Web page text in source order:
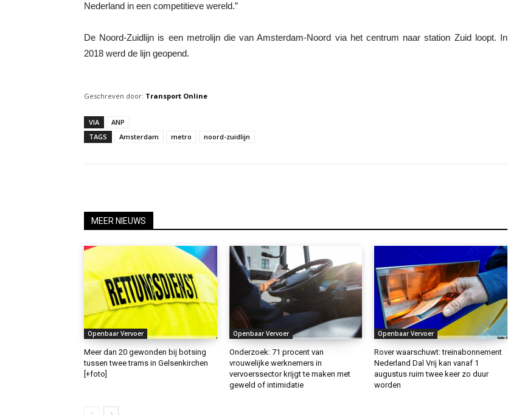
Nederland in een competitieve wereld.”
De Noord-Zuidlijn is een metrolijn die van Amsterdam-Noord via het centrum naar station Zuid loopt. In
2018 werd de lijn geopend.
Geschreven door: Transport Online
VIA
ANP
TAGS
Amsterdam metro noord-zuidlijn
MEER NIEUWS
Openbaar Vervoer
Meer dan 20 gewonden bij botsing
tussen twee trams in Gelsenkirchen
[+foto]
Openbaar Vervoer
Onderzoek: 71 procent van
vrouwelijke werknemers in
vervoerssector krijgt te maken met
geweld of intimidatie
Openbaar Vervoer
Rover waarschuwt: treinabonnement
Nederland Dal Vrij kan vanaf 1
augustus ruim twee keer zo duur
worden